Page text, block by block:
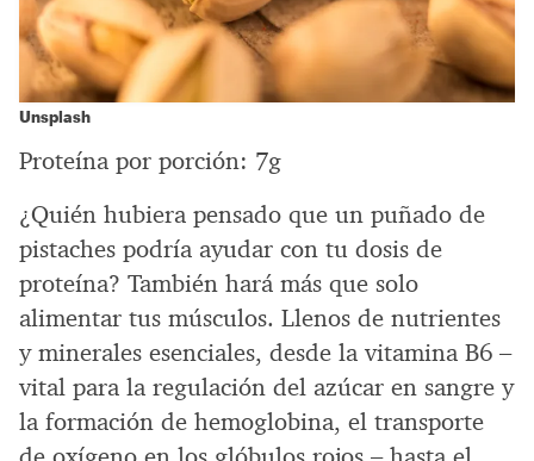
Unsplash
Proteína por porción: 7g
¿Quién hubiera pensado que un puñado de
pistaches podría ayudar con tu dosis de
proteína? También hará más que solo
alimentar tus músculos. Llenos de nutrientes
y minerales esenciales, desde la vitamina B6 –
vital para la regulación del azúcar en sangre y
la formación de hemoglobina, el transporte